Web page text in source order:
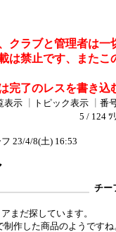
クラブと管理者は
は禁止です、また
完了のレスを書き
表示 トピック表示
番
5 / 124 ﾂ
23/4/8(土) 16:53
チー
まだ探しています。
制作した商品のようですね